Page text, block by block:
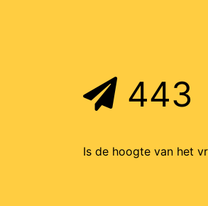
443
Is de hoogte van het